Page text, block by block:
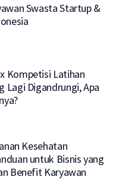
Swasta Startup &
Kompetisi Latihan
Lagi Digandrungi, Apa
Kesehatan
untuk Bisnis yang
Benefit Karyawan